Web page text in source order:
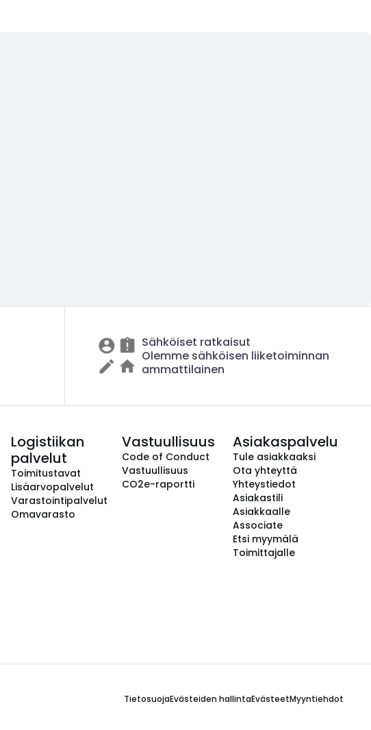
Sähköiset ratkaisut
Olemme sähköisen liiketoiminnan
ammattilainen
Logistiikan
palvelut
Toimitustavat
Lisäarvopalvelut
Varastointipalvelut
Omavarasto
Vastuullisuus
Code of Conduct
Vastuullisuus
CO2e-raportti
Asiakaspalvelu
Tule asiakkaaksi
Ota yhteyttä
Yhteystiedot
Asiakastili
Asiakkaalle
Associate
Etsi myymälä
Toimittajalle
TietosuojaEvästeiden hallintaEvästeetMyyntiehdot